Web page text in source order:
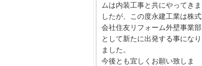
ムは内装工事と共にやってきま
したが、この度永建工業は株式
会社住友リフォーム外壁事業部
として新たに出発する事になり
ました。
今後とも宜しくお願い致しま